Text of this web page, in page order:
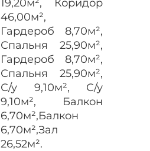
19,20м², Коридор
46,00м²,
Гардероб 8,70м²,
Спальня 25,90м²,
Гардероб 8,70м²,
Спальня 25,90м²,
С/у 9,10м², С/у
9,10м², Балкон
6,70м²,Балкон
6,70м²,Зал
26,52м².